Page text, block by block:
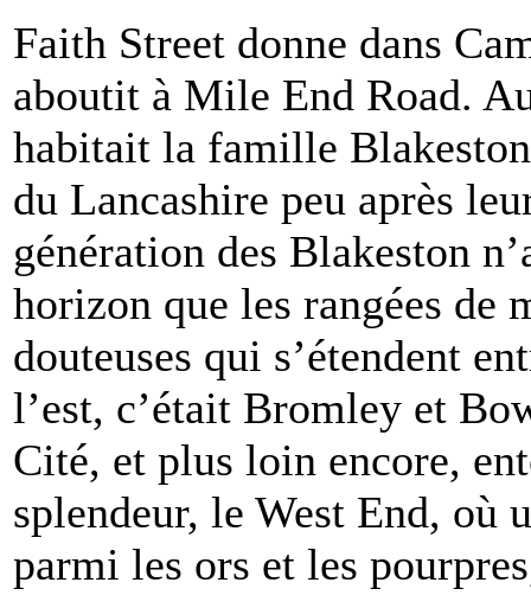
Faith Street donne dans
aboutit à Mile End Road.
habitait la famille
du Lancashire peu après
génération des Blakeston
horizon que les rangées de
douteuses qui s’étendent
l’est, c’était Bromley et
Cité, et plus loin encore,
splendeur, le West End, où
parmi les ors et les